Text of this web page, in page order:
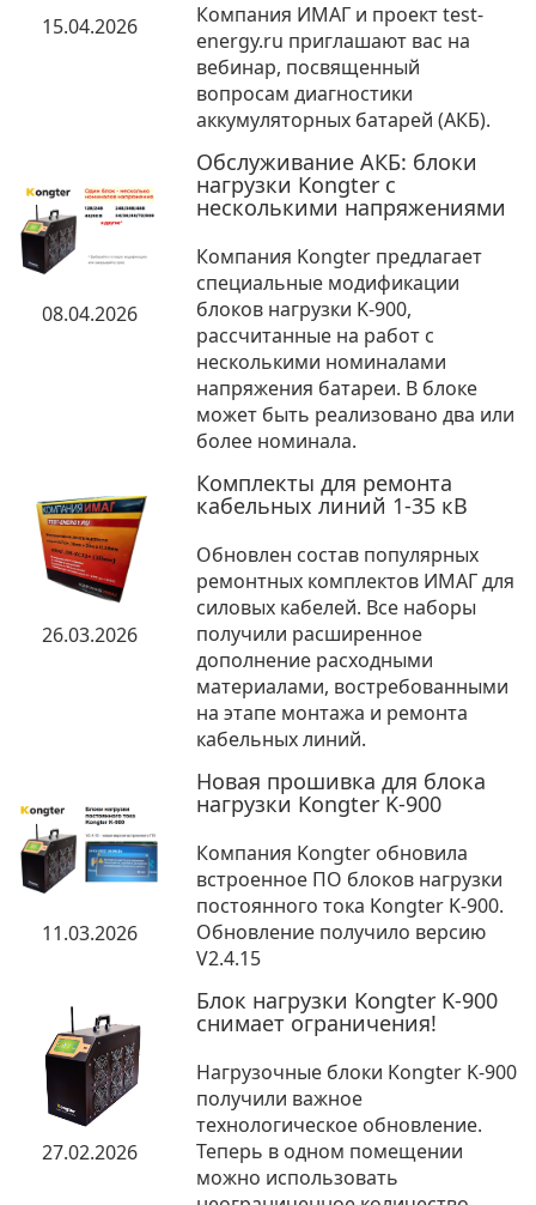
15.04.2026
Компания ИМАГ и проект test-
energy.ru приглашают вас на
вебинар, посвященный
вопросам диагностики
аккумуляторных батарей (АКБ).
08.04.2026
Обслуживание АКБ: блоки
нагрузки Kongter с
несколькими напряжениями
Компания Kongter предлагает
специальные модификации
блоков нагрузки K-900,
рассчитанные на работ с
несколькими номиналами
напряжения батареи. В блоке
может быть реализовано два или
более номинала.
26.03.2026
Комплекты для ремонта
кабельных линий 1-35 кВ
Обновлен состав популярных
ремонтных комплектов ИМАГ для
силовых кабелей. Все наборы
получили расширенное
дополнение расходными
материалами, востребованными
на этапе монтажа и ремонта
кабельных линий.
11.03.2026
Новая прошивка для блока
нагрузки Kongter K-900
Компания Kongter обновила
встроенное ПО блоков нагрузки
постоянного тока Kongter K-900.
Обновление получило версию
V2.4.15
27.02.2026
Блок нагрузки Kongter K-900
снимает ограничения!
Нагрузочные блоки Kongter K-900
получили важное
технологическое обновление.
Теперь в одном помещении
можно использовать